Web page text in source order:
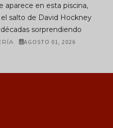
aparece en esta piscina,
salto de David Hockney
sorprendiendo
AGOSTO 01, 2026